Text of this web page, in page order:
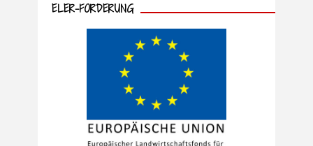
ELER-FÖRDERUNG